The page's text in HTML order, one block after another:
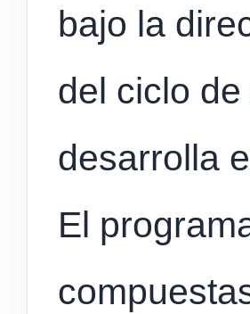
bajo la
del ciclo
desarrolla
El